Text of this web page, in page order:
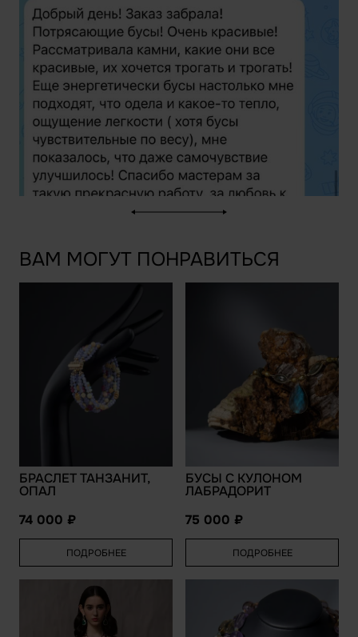
ВАМ МОГУТ ПОНРАВИТЬСЯ
БРАСЛЕТ ТАНЗАНИТ,
ОПАЛ
74 000
ПОДРОБНЕЕ
БУСЫ С КУЛОНОМ
ЛАБРАДОРИТ
75 000
ПОДРОБНЕЕ